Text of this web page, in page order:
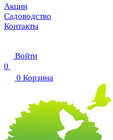
Акции
Садоводство
Контакты
Войти
0
0 Корзина